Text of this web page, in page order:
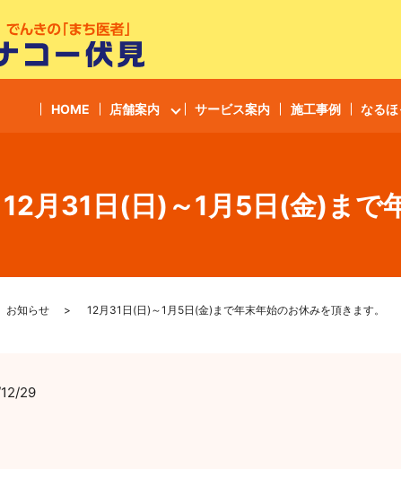
HOME 店舗案内 サービス案内 施工事例 なる
12月31日(日)～1月5日(金)まで
お知らせ 12月31日(日)～1月5日(金)まで年末年始のお休みを頂きます。
29